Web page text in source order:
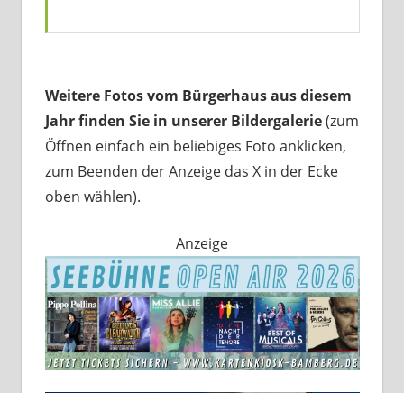
Weitere Fotos vom Bürgerhaus aus diesem
Jahr finden Sie in unserer Bildergalerie(zum
Öffnen einfach ein beliebiges Foto anklicken,
zum Beenden der Anzeige das X in der Ecke
oben wählen).
Anzeige